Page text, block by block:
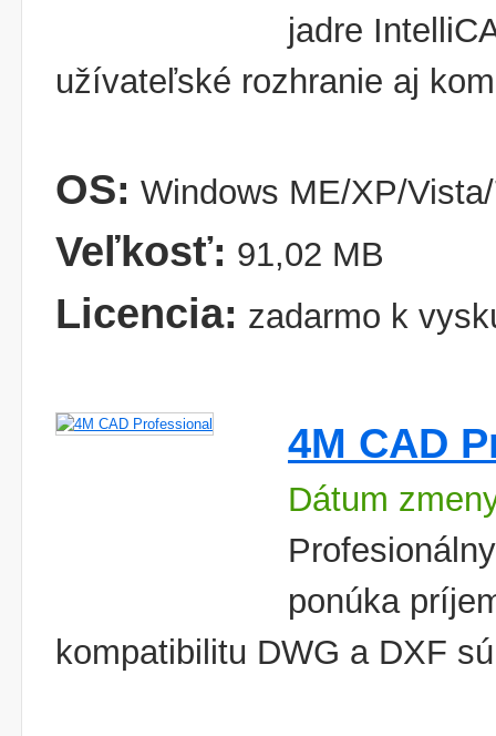
jadre
užívateľské rozhranie aj
OS: Windows ME/XP/
Veľkosť: 91,02 MB
Licencia: zadarmo k
4M CAD
Dátum
ponúka
kompatibilitu DWG a DXF